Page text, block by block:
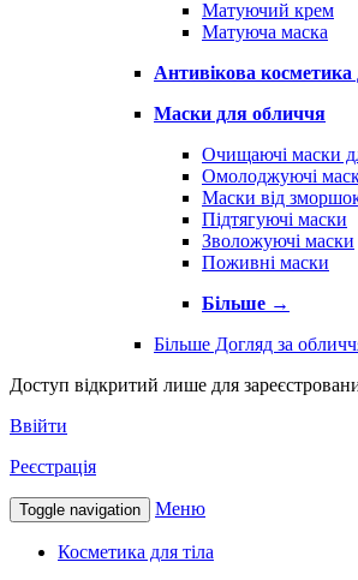
Матуючий крем
Матуюча маска
Антивікова
Маски для обличчя
Очищаючі маски
Омолоджуючі
Маски від
Підтягуючі маски
Зволожуючі маски
Поживні маски
Більше →
Більше Догляд за
Доступ відкритий лише для
Ввійти
Реєстрація
Toggle navigation Меню
Косметика для тіла